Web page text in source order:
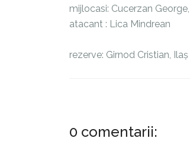
mijlocasi: Cucerzan
atacant : Lica Mindrean
rezerve: Girnod Cristian,
0 comentarii: